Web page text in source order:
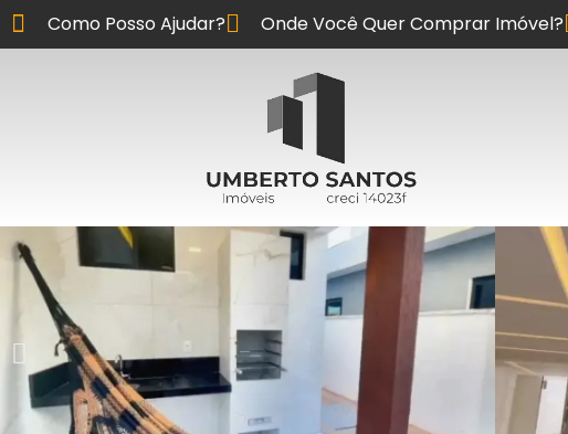
Como Posso Ajudar? Onde Você Quer Comprar Imóvel?